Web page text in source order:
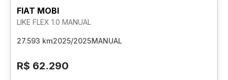
FIAT MOBI
LIKE FLEX 1.0 MANUAL
27.593 km2025/2025MANUAL
R$ 62.290